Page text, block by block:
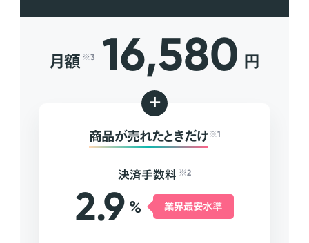
月額 ※3 16,580 円
+
商品が売れたときだけ ※1
決済手数料 ※2
2.9 % 業界最安水準